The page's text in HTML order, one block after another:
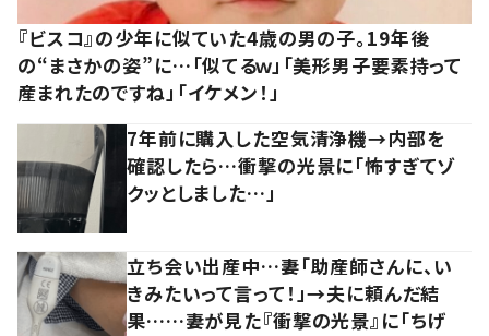
『ビスコ』の少年に似ていた4歳の男の子。19年後
の“まさかの姿”に…「似てるｗ」「美形男子要素持って
産まれたのですね」「イケメン！」
7年前に購入した空気清浄機→内部を
確認したら…衝撃の光景に「怖すぎてゾ
クッとしました…」
立ち会い出産中…妻「助産師さんに、い
きみたいって言って！」→夫に頼んだ結
果……妻が見た『衝撃の光景』に「ちげ